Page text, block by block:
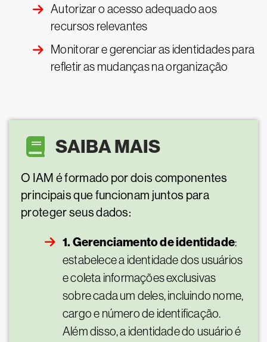
Autorizar o acesso adequado aos
recursos relevantes
Monitorar e gerenciar as identidades para
refletir as mudanças na organização
SAIBA MAIS
O IAM é formado por dois componentes
principais que funcionam juntos para
proteger seus dados:
1. Gerenciamento de identidade:
estabelece a identidade dos usuários
e coleta informações exclusivas
sobre cada um deles, incluindo nome,
cargo e número de identificação.
Além disso, a identidade do usuário é